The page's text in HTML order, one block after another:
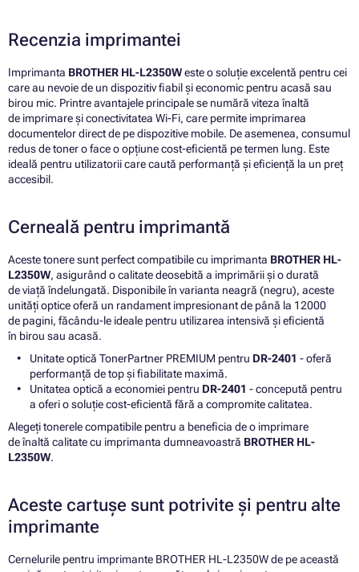
Recenzia imprimantei
Imprimanta BROTHER HL-L2350Weste o soluție excelentă pentru cei
care au nevoie de un dispozitiv fiabil și economic pentru acasă sau
birou mic. Printre avantajele principale se numără viteza înaltă
de imprimare și conectivitatea Wi-Fi, care permite imprimarea
documentelor direct de pe dispozitive mobile. De asemenea, consumul
redus de toner o face o opțiune cost-eficientă pe termen lung. Este
ideală pentru utilizatorii care caută performanță și eficiență la un preț
accesibil.
Cerneală pentru imprimantă
Aceste tonere sunt perfect compatibile cu imprimanta BROTHER HL-
L2350W, asigurând o calitate deosebită a imprimării și o durată
de viață îndelungată. Disponibile în varianta neagră (negru), aceste
unități optice oferă un randament impresionant de până la 12000
de pagini, făcându-le ideale pentru utilizarea intensivă și eficientă
în birou sau acasă.
Unitate optică TonerPartner PREMIUM pentru DR-2401 - oferă
performanță de top și fiabilitate maximă.
Unitatea optică a economiei pentru DR-2401 - concepută pentru
a oferi o soluție cost-eficientă fără a compromite calitatea.
Alegeți tonerele compatibile pentru a beneficia de o imprimare
de înaltă calitate cu imprimanta dumneavoastră BROTHER HL-
L2350W.
Aceste cartușe sunt potrivite și pentru alte
imprimante
Cernelurile pentru imprimante BROTHER HL-L2350W de pe această